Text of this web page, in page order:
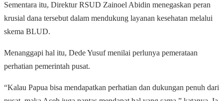
Sementara itu, Direktur RSUD Zainoel Abidin menegaskan peran
krusial dana tersebut dalam mendukung layanan kesehatan melalui
skema BLUD.
Menanggapi hal itu, Dede Yusuf menilai perlunya pemerataan
perhatian pemerintah pusat.
“Kalau Papua bisa mendapatkan perhatian dan dukungan penuh dari